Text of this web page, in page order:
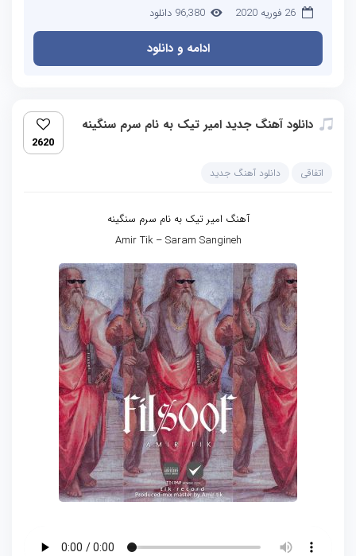
26 فوریه 2020 96,380 دانلود
ادامه و دانلود
دانلود آهنگ جدید امیر تیک به نام سرم سنگینه
2620
اتفاقی دانلود آهنگ جدید
آهنگ امیر تیک به نام سرم سنگینه
Amir Tik – Saram Sangineh